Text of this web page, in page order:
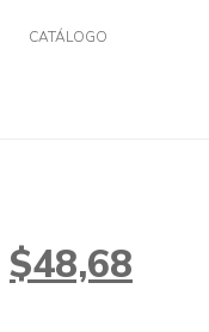
CATÁLOGO
El
$48,68